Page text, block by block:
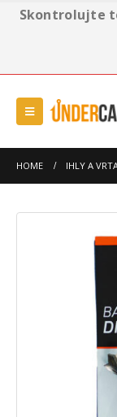
Skontrolujte
HOME IHLY A